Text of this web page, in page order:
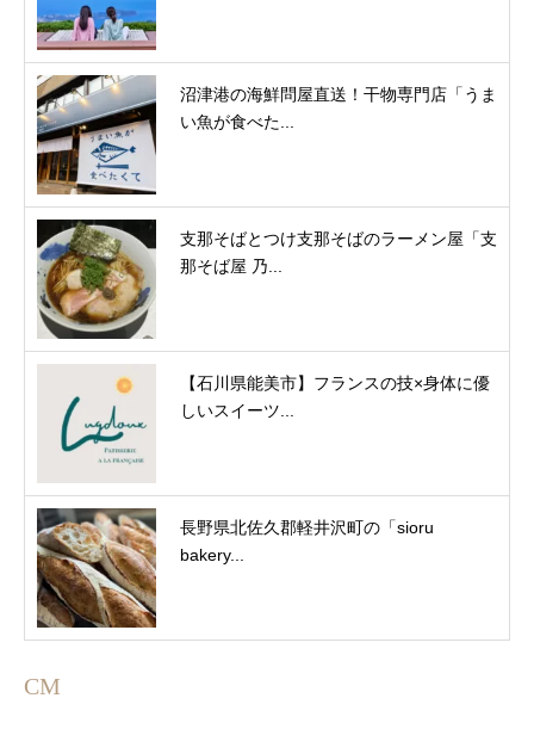
沼津港の海鮮問屋直送！干物専門店「うま
い魚が食べた...
支那そばとつけ支那そばのラーメン屋「支
那そば屋 乃...
【石川県能美市】フランスの技×身体に優
しいスイーツ...
長野県北佐久郡軽井沢町の「sioru
bakery...
CM